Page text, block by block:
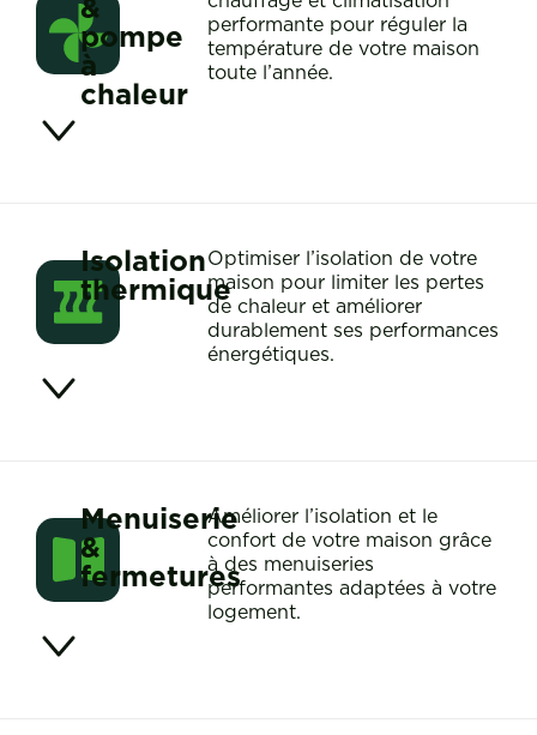
pompe
à
chaleur
performante pour réguler la
température de votre maison
toute l’année.
Isolation
thermique
Optimiser l’isolation de votre
maison pour limiter les pertes
de chaleur et améliorer
durablement ses performances
énergétiques.
Menuiserie
&
fermetures
Améliorer l’isolation et le
confort de votre maison grâce
à des menuiseries
performantes adaptées à votre
logement.